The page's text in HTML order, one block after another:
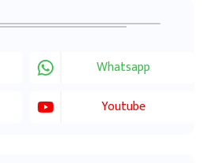
Whatsapp
Youtube